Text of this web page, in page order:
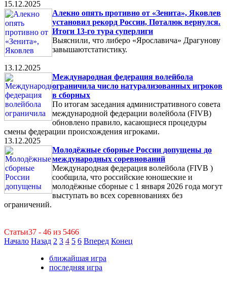
15.12.2025
Алекно опять противно от «Зенита», Яковлев
установил рекорд России, Поталюк вернулся.
Итоги 13-го тура суперлиги
Выяснили, что либеро «Ярославича» Драгунову
завышаютстатистику.
13.12.2025
Международная федерация волейбола
ограничила число натурализованных игроков
в сборных
По итогам заседания административного совета
международной федерации волейбола (FIVB)
обновлено правило, касающиеся процедуры
смены федерации происхождения игроками.
13.12.2025
Молодёжные сборные России допущены до
международных соревнований
Международная федерация волейбола (FIVB )
сообщила, что российские юношеские и
молодёжные сборные с 1 января 2026 года могут
выступать во всех соревнованиях без
ограничений.
Статьи37 - 46 из 5466
Начало Назад 2 3 4 5 6 Вперед Конец
ближайшая игра
последняя игра